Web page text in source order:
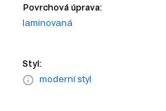
Povrchová úprava:
laminovaná
Styl:
moderní styl